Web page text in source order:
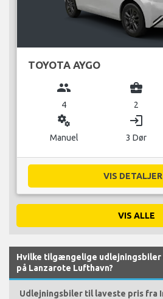
TOYOTA AYGO
group
4
business_center
2
miscellaneous_services
Manuel
login
3 Dør
VIS
VIS ALLE
Hvilke tilgængelige
på Lanzarote Lufthavn?
Udlejningsbiler til laveste pris fra